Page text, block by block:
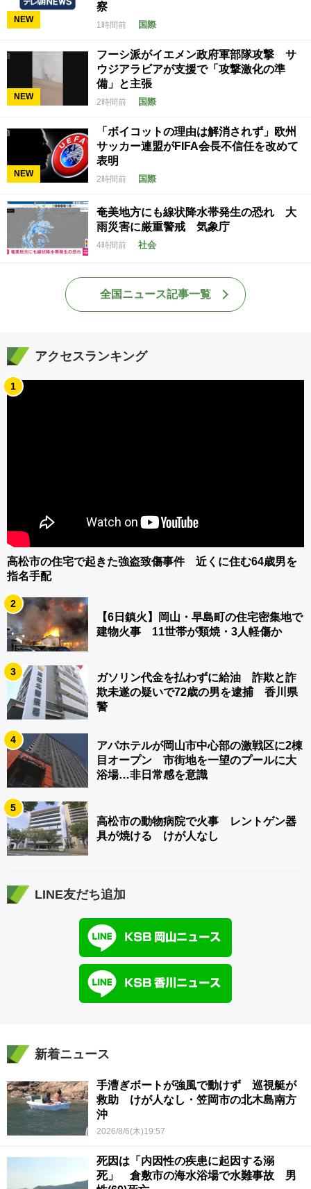
NEW
察
1時間前 国際
NEW
フーシ派がイエメン政府軍部隊攻撃 サ
ウジアラビアが支援で「攻撃激化の準
備」と主張
2時間前 国際
NEW
「ボイコットの理由は解消されず」欧州
サッカー連盟がFIFA会長不信任を改めて
表明
2時間前 国際
奄美地方にも線状降水帯発生の恐れ 大
雨災害に厳重警戒 気象庁
4時間前 社会
全国ニュース記事一覧
アクセスランキング
1
高松市の住宅で起きた強盗致傷事件 近くに住む64歳男を
指名手配
2
【6日鎮火】岡山・早島町の住宅密集地で
建物火事 11世帯が類焼・3人軽傷か
3
ガソリン代金を払わずに給油 詐欺と詐
欺未遂の疑いで72歳の男を逮捕 香川県
警
4
アパホテルが岡山市中心部の激戦区に2棟
目オープン 市街地を一望のプールに大
浴場…非日常感を意識
5
高松市の動物病院で火事 レントゲン器
具が焼ける けが人なし
LINE友だち追加
新着ニュース
手漕ぎボートが強風で動けず 巡視艇が
救助 けが人なし・笠岡市の北木島南方
沖
2026/8/6(木)19:57
死因は「内因性の疾患に起因する溺
死」 倉敷市の海水浴場で水難事故 男